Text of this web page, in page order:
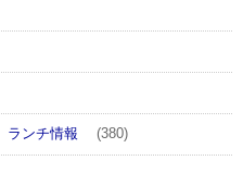
ランチ情報 (380)